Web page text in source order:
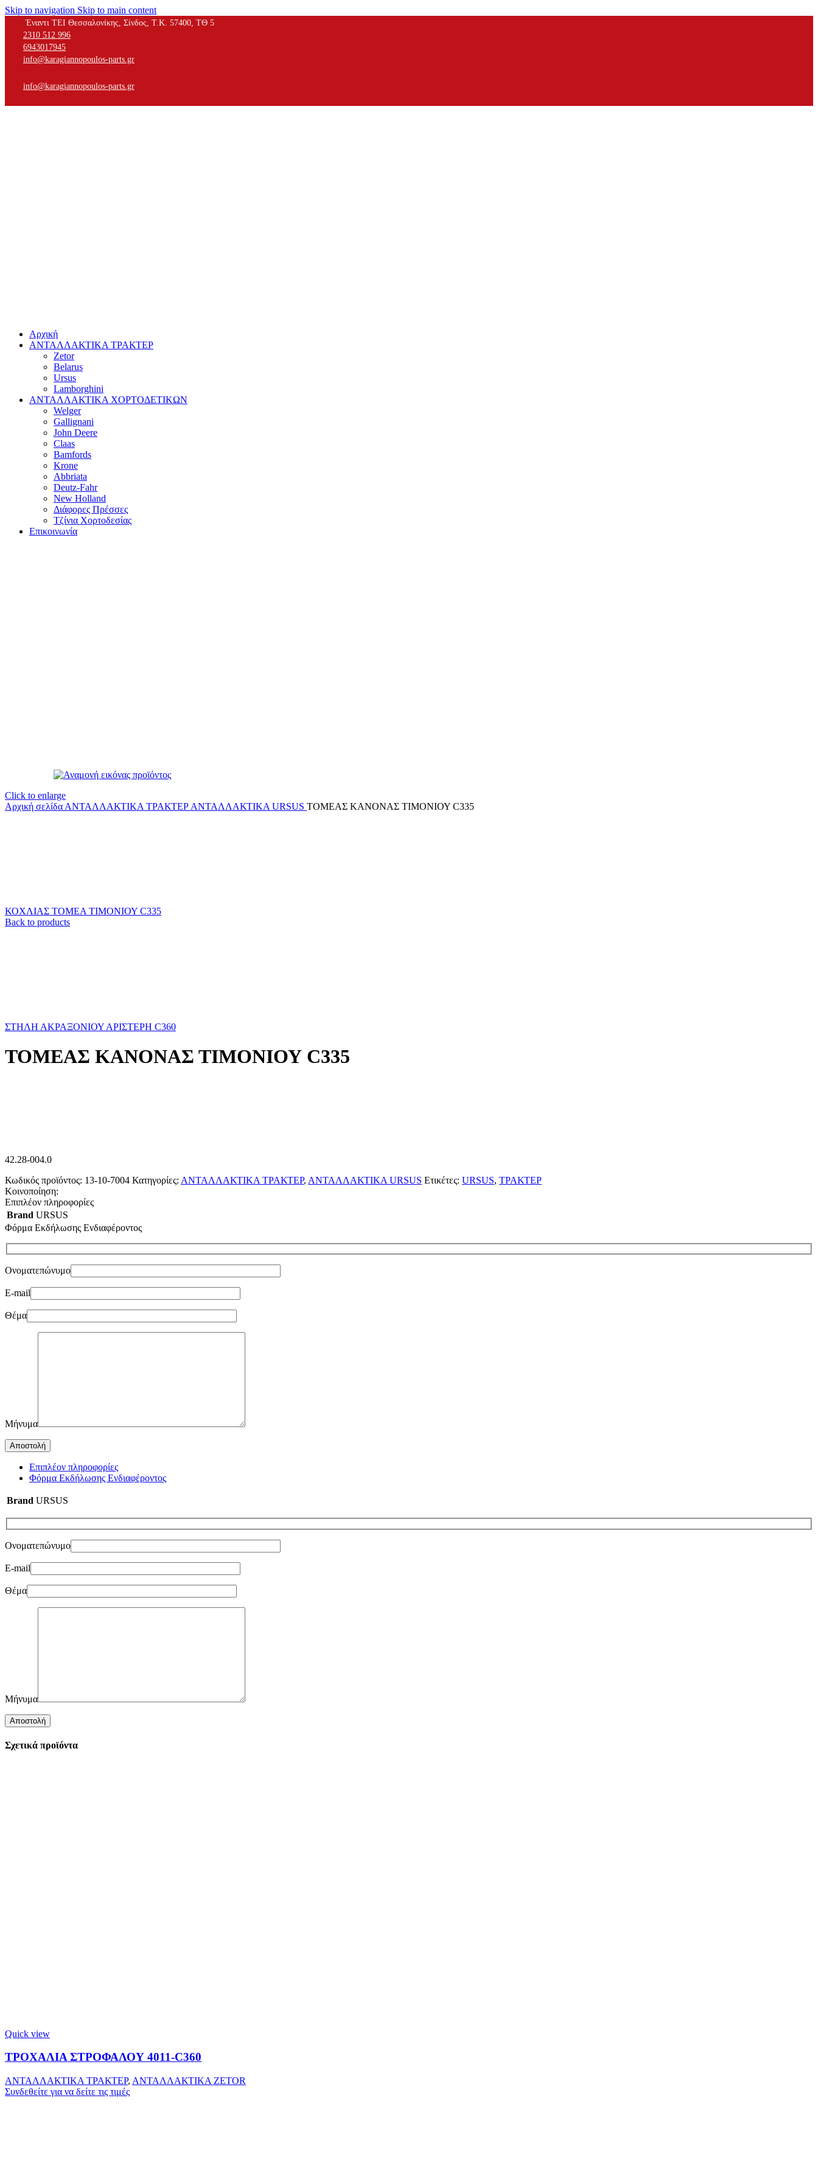
Skip to navigation Skip to main content
Έναντι ΤΕΙ Θεσσαλονίκης, Σίνδος, Τ.Κ. 57400, ΤΘ 5
2310 512 996
6943017945
info@karagiannopoulos-parts.gr
info@karagiannopoulos-parts.gr
Αρχική
ΑΝΤΑΛΛΑΚΤΙΚΑ ΤΡΑΚΤΕΡ
Zetor
Belarus
Ursus
Lamborghini
ΑΝΤΑΛΛΑΚΤΙΚΑ ΧΟΡΤΟΔΕΤΙΚΩΝ
Welger
Gallignani
John Deere
Claas
Bamfords
Krone
Abbriata
Deutz-Fahr
New Holland
Διάφορες Πρέσσες
Τζίνια Χορτοδεσίας
Επικοινωνία
Click to enlarge
Αρχική σελίδα ΑΝΤΑΛΛΑΚΤΙΚΑ ΤΡΑΚΤΕΡ ΑΝΤΑΛΛΑΚΤΙΚΑ URSUS ΤΟΜΕΑΣ ΚΑΝΟΝΑΣ ΤΙΜΟΝΙΟΥ C335
ΚΟΧΛΙΑΣ ΤΟΜΕΑ ΤΙΜΟΝΙΟΥ C335
Back to products
ΣΤΗΛΗ ΑΚΡΑΞΟΝΙΟΥ ΑΡΙΣΤΕΡΗ C360
ΤΟΜΕΑΣ ΚΑΝΟΝΑΣ ΤΙΜΟΝΙΟΥ C335
42.28-004.0
Κωδικός προϊόντος: 13-10-7004 Κατηγορίες: ΑΝΤΑΛΛΑΚΤΙΚΑ ΤΡΑΚΤΕΡ, ΑΝΤΑΛΛΑΚΤΙΚΑ URSUS Ετικέτες: URSUS, ΤΡΑΚΤΕΡ
Κοινοποίηση:
Επιπλέον πληροφορίες
Brand URSUS
Φόρμα Εκδήλωσης Ενδιαφέροντος
Ονοματεπώνυμο
E-mail
Θέμα
Μήνυμα
Επιπλέον πληροφορίες
Φόρμα Εκδήλωσης Ενδιαφέροντος
Brand URSUS
Ονοματεπώνυμο
E-mail
Θέμα
Μήνυμα
Σχετικά προϊόντα
Quick view
ΤΡΟΧΑΛΙΑ ΣΤΡΟΦΑΛΟΥ 4011-C360
ΑΝΤΑΛΛΑΚΤΙΚΑ ΤΡΑΚΤΕΡ, ΑΝΤΑΛΛΑΚΤΙΚΑ ZETOR
Συνδεθείτε για να δείτε τις τιμές